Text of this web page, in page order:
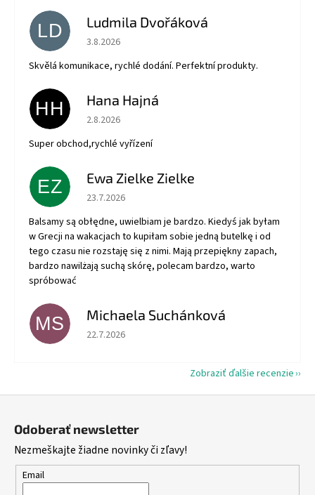
LD Ludmila Dvořáková
Hodnotenie obchodu je 5 z 5 hviezdičiek.
3.8.2026
Skvělá komunikace, rychlé dodání. Perfektní produkty.
HH Hana Hajná
Hodnotenie obchodu je 5 z 5 hviezdičiek.
2.8.2026
Super obchod,rychlé vyřízení
EZ Ewa Zielke Zielke
Hodnotenie obchodu je 5 z 5 hviezdičiek.
23.7.2026
Balsamy są obłędne, uwielbiam je bardzo. Kiedyś jak byłam
w Grecji na wakacjach to kupiłam sobie jedną butelkę i od
tego czasu nie rozstaję się z nimi. Mają przepiękny zapach,
bardzo nawilżają suchą skórę, polecam bardzo, warto
spróbować
MS Michaela Suchánková
Hodnotenie obchodu je 5 z 5 hviezdičiek.
22.7.2026
Zobraziť ďalšie recenzie
Odoberať newsletter
Nezmeškajte žiadne novinky či zľavy!
Email